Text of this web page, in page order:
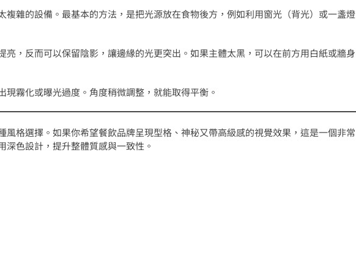
複雜的設備。最基本的方法，是把光源放在食物後方，例如利用窗光（背光）或一盞燈
亮，反而可以保留陰影，讓邊緣的光更突出。如果主體太黑，可以在前方用白紙或牆身
霧化或曝光過度。角度稍微調整，就能取得平衡。
風格選擇。如果你希望餐飲品牌呈現型格、神秘又帶高級感的視覺效果，這是一個非常
色設計，提升整體質感與一致性。